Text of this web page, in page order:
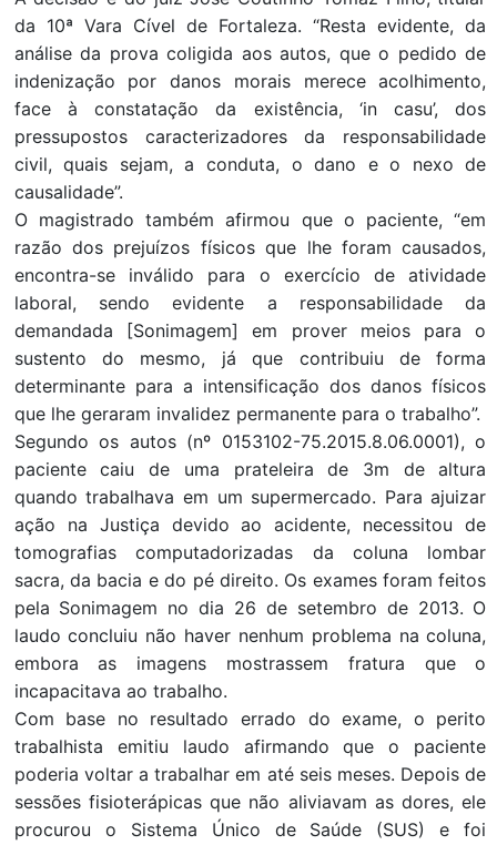
da 10ª Vara Cível de Fortaleza. “Resta evidente, da
análise da prova coligida aos autos, que o pedido de
indenização por danos morais merece acolhimento,
face à constatação da existência, ‘in casu’, dos
pressupostos caracterizadores da responsabilidade
civil, quais sejam, a conduta, o dano e o nexo de
causalidade”.
O magistrado também afirmou que o paciente, “em
razão dos prejuízos físicos que lhe foram causados,
encontra-se inválido para o exercício de atividade
laboral, sendo evidente a responsabilidade da
demandada [Sonimagem] em prover meios para o
sustento do mesmo, já que contribuiu de forma
determinante para a intensificação dos danos físicos
que lhe geraram invalidez permanente para o trabalho”.
Segundo os autos (nº 0153102-75.2015.8.06.0001), o
paciente caiu de uma prateleira de 3m de altura
quando trabalhava em um supermercado. Para ajuizar
ação na Justiça devido ao acidente, necessitou de
tomografias computadorizadas da coluna lombar
sacra, da bacia e do pé direito. Os exames foram feitos
pela Sonimagem no dia 26 de setembro de 2013. O
laudo concluiu não haver nenhum problema na coluna,
embora as imagens mostrassem fratura que o
incapacitava ao trabalho.
Com base no resultado errado do exame, o perito
trabalhista emitiu laudo afirmando que o paciente
poderia voltar a trabalhar em até seis meses. Depois de
sessões fisioterápicas que não aliviavam as dores, ele
procurou o Sistema Único de Saúde (SUS) e foi